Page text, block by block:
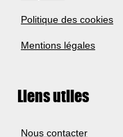
Politique des cookies
Mentions légales
Liens utiles
Nous contacter